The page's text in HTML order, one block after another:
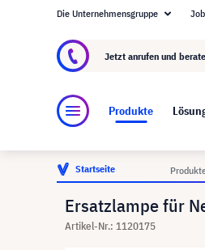
Über visunext.at
Die Unternehmensgruppe
Jetzt anrufen und
Produkte
Startseite
Ersatzlampe für
Artikel-Nr.: 1120175